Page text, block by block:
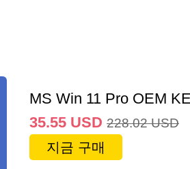
MS Win 11 Pro OEM
35.55 USD 228.02 USD
지금 구매